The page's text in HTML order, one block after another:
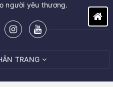
người yêu thương.
TRANG